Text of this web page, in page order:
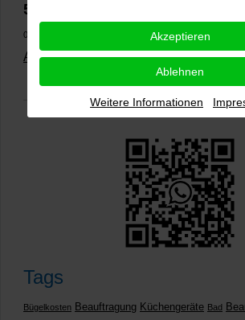
5,0
02.01.2026)
Alle Rezensionen ansehen|
Tags
Bügelkosten Beauftragung Küchengeräte Bad
Akzeptieren
Ablehnen
Weitere Informationen